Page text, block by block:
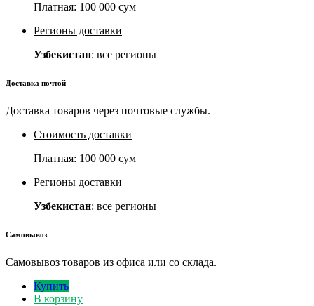
Платная: 100 000 сум
Регионы доставки
Узбекистан: все регионы
Доставка почтой
Доставка товаров через почтовые службы.
Стоимость доставки
Платная: 100 000 сум
Регионы доставки
Узбекистан: все регионы
Самовывоз
Самовывоз товаров из офиса или со склада.
Купить
В корзину